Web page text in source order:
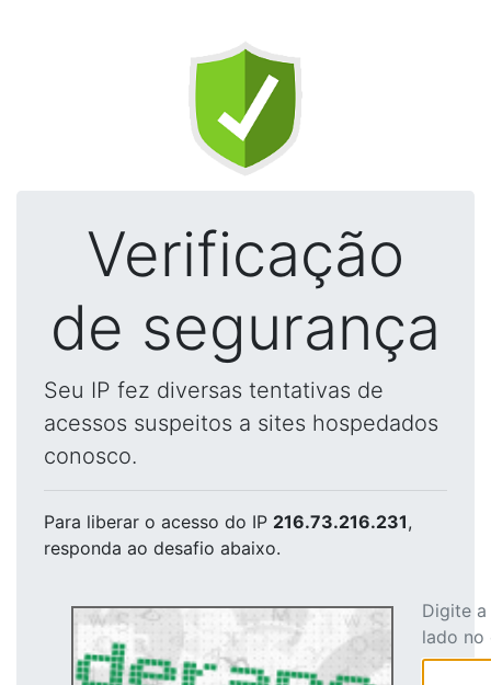
Verificação
de segurança
Seu IP fez diversas tentativas de
acessos suspeitos a sites hospedados
conosco.
Para liberar o acesso do IP 216.73.216.231,
responda ao desafio abaixo.
Digite
lado no